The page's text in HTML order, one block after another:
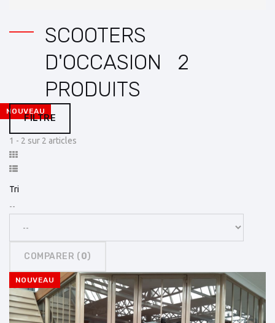
SCOOTERS
D'OCCASION
2
PRODUITS
FILTRE
1 - 2 sur 2 articles
Tri
--
COMPARER (0)
NOUVEAU
NOUVEAU